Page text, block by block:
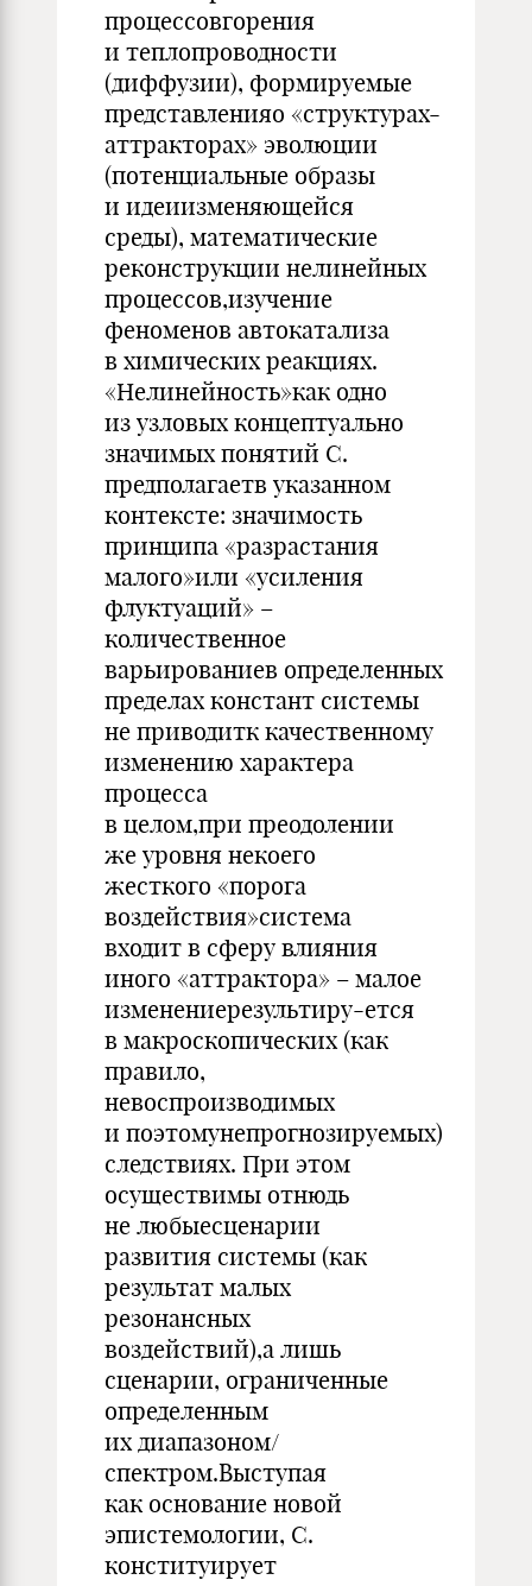
процессовгорения
и теплопроводности
(диффузии), формируемые
представленияо «структурах-
аттракторах» эволюции
(потенциальные образы
и идеиизменяющейся
среды), математические
реконструкции нелинейных
процессов,изучение
феноменов автокатализа
в химических реакциях.
«Нелинейность»как одно
из узловых концептуально
значимых понятий С.
предполагаетв указанном
контексте: значимость
принципа «разрастания
малого»или «усиления
флуктуаций» –
количественное
варьированиев определенных
пределах констант системы
не приводитк качественному
изменению характера
процесса
в целом,при преодолении
же уровня некоего
жесткого «порога
воздействия»система
входит в сферу влияния
иного «аттрактора» – малое
изменениерезультиру-ется
в макроскопических (как
правило,
невоспроизводимых
и поэтомунепрогнозируемых)
следствиях. При этом
осуществимы отнюдь
не любыесценарии
развития системы (как
результат малых
резонансных
воздействий),а лишь
сценарии, ограниченные
определенным
их диапазоном/
спектром.Выступая
как основание новой
эпистемологии, С.
конституирует